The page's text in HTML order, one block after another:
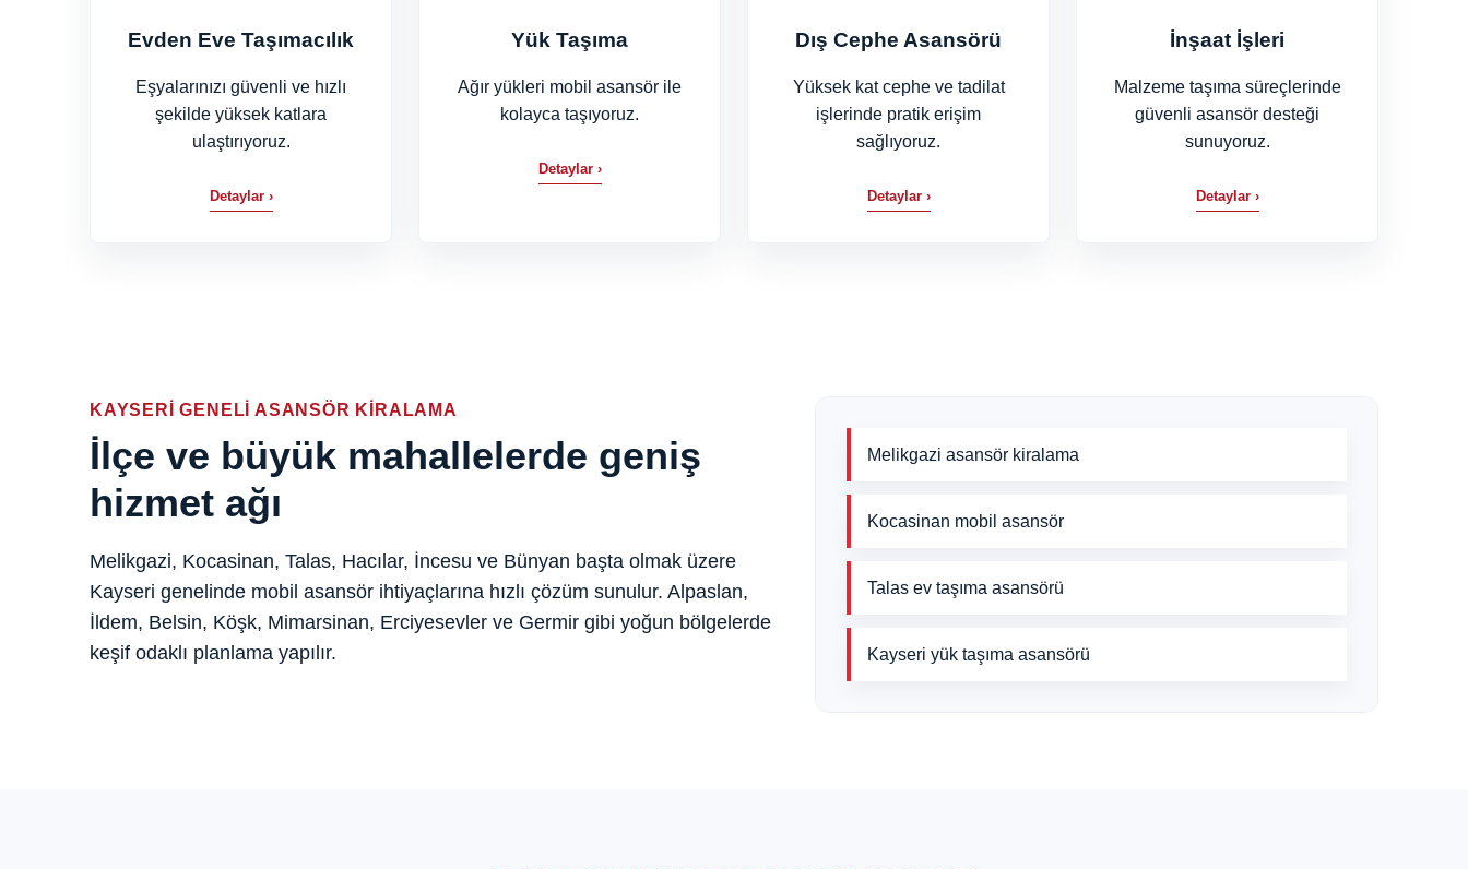
Evden Eve Taşımacılık
Eşyalarınızı güvenli ve hızlı
şekilde yüksek katlara
ulaştırıyoruz.
Detaylar ›
Yük Taşıma
Ağır yükleri mobil asansör ile
kolayca taşıyoruz.
Detaylar ›
Dış Cephe Asansörü
Yüksek kat cephe ve tadilat
işlerinde pratik erişim
sağlıyoruz.
Detaylar ›
İnşaat İşleri
Malzeme taşıma süreçlerinde
güvenli asansör desteği
sunuyoruz.
Detaylar ›
KAYSERI GENELI ASANSÖR KIRALAMA
İlçe ve büyük mahallelerde geniş
hizmet ağı
Melikgazi, Kocasinan, Talas, Hacılar, İncesu ve Bünyan başta olmak üzere
Kayseri genelinde mobil asansör ihtiyaçlarına hızlı çözüm sunulur. Alpaslan,
İldem, Belsin, Köşk, Mimarsinan, Erciyesevler ve Germir gibi yoğun bölgelerde
keşif odaklı planlama yapılır.
Melikgazi asansör kiralama
Kocasinan mobil asansör
Talas ev taşıma asansörü
Kayseri yük taşıma asansörü